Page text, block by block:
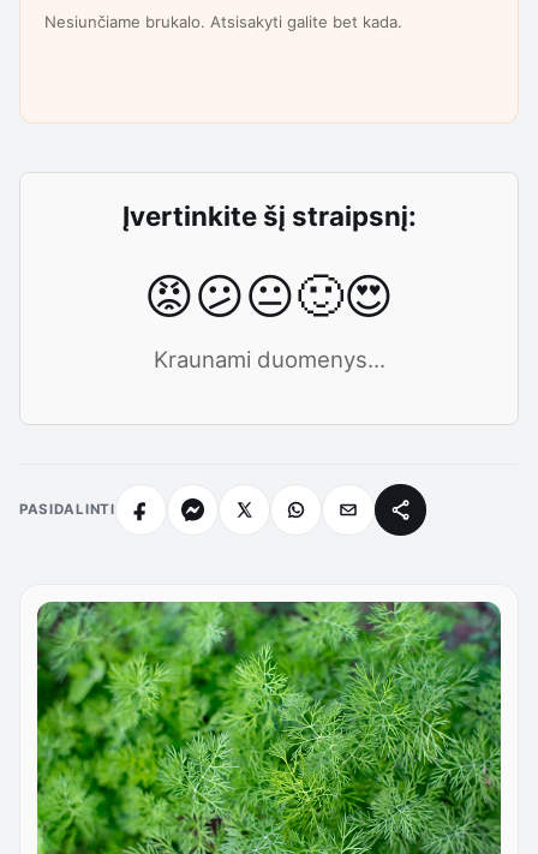
Nesiunčiame brukalo. Atsisakyti galite bet kada.
Įvertinkite šį straipsnį:
😡😕😐🙂😍
Kraunami duomenys...
PASIDALINTI